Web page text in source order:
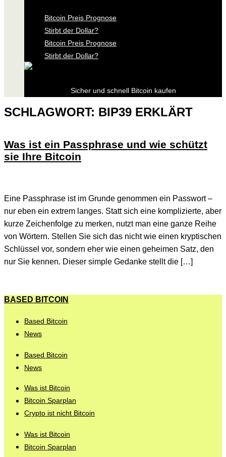
Bitcoin Preis Prognose
Stirbt der Dollar?
Bitcoin Preis Prognose
Stirbt der Dollar?
Sicher und schnell Bitcoin kaufen
SCHLAGWORT: BIP39 ERKLÄRT
Was ist ein Passphrase und wie schützt
sie Ihre Bitcoin
Eine Passphrase ist im Grunde genommen ein Passwort –
nur eben ein extrem langes. Statt sich eine komplizierte, aber
kurze Zeichenfolge zu merken, nutzt man eine ganze Reihe
von Wörtern. Stellen Sie sich das nicht wie einen kryptischen
Schlüssel vor, sondern eher wie einen geheimen Satz, den
nur Sie kennen. Dieser simple Gedanke stellt die […]
BASED BITCOIN
Based Bitcoin
News
Based Bitcoin
News
Was ist Bitcoin
Bitcoin Sparplan
Crypto ist nicht Bitcoin
Was ist Bitcoin
Bitcoin Sparplan